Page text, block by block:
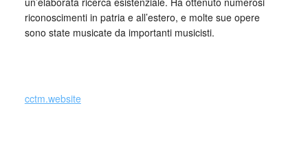
riconoscimenti in patria e all’estero, e molte sue opere
sono state musicate da importanti musicisti.
cctm.website